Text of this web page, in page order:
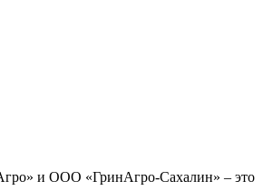
и ООО «ГринАгро-Сахалин» – это